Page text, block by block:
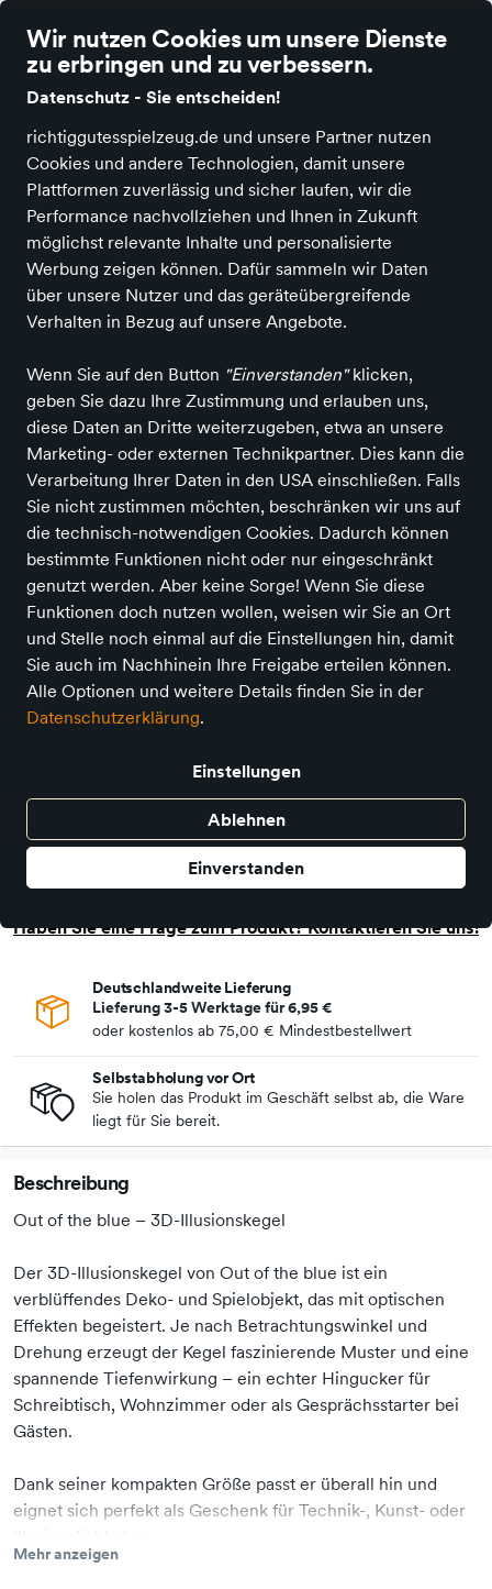
Wir nutzen Cookies um unsere Dienste
zu erbringen und zu verbessern.
Datenschutz - Sie entscheiden!
richtiggutesspielzeug.de und unsere Partner nutzen
Cookies und andere Technologien, damit unsere
Plattformen zuverlässig und sicher laufen, wir die
Performance nachvollziehen und Ihnen in Zukunft
möglichst relevante Inhalte und personalisierte
Werbung zeigen können. Dafür sammeln wir Daten
über unsere Nutzer und das geräteübergreifende
Verhalten in Bezug auf unsere Angebote.
Wenn Sie auf den Button "Einverstanden"klicken,
geben Sie dazu Ihre Zustimmung und erlauben uns,
diese Daten an Dritte weiterzugeben, etwa an unsere
Marketing- oder externen Technikpartner. Dies kann die
Verarbeitung Ihrer Daten in den USA einschließen. Falls
Sie nicht zustimmen möchten, beschränken wir uns auf
die technisch-notwendigen Cookies. Dadurch können
bestimmte Funktionen nicht oder nur eingeschränkt
genutzt werden. Aber keine Sorge! Wenn Sie diese
Funktionen doch nutzen wollen, weisen wir Sie an Ort
und Stelle noch einmal auf die Einstellungen hin, damit
Sie auch im Nachhinein Ihre Freigabe erteilen können.
Alle Optionen und weitere Details finden Sie in der
Datenschutzerklärung.
Einstellungen
Ablehnen
Einverstanden
Alle Kategorien Neuheiten Angebote Spielen & Basteln
Out of the blue
Out of the Blue - 3D-Illusionskegel
Preis
2,99 € inkl. MwSt., zzgl. Versandkosten
Verkauf durchUrmel ....richtig gutes Spielzeug -
Mannheim
1 Angebot eines anderen Anbieters
In den Warenkorb
Haben Sie eine Frage zum Produkt? Kontaktieren Sie uns!
Deutschlandweite Lieferung
Lieferung 3-5 Werktage für6,95 €
oder kostenlos ab 75,00 € Mindestbestellwert
Selbstabholung vor Ort
Sie holen das Produkt im Geschäft selbst ab, die Ware
liegt für Sie bereit.
Beschreibung
Out of the blue – 3D-Illusionskegel
Der 3D-Illusionskegel von Out of the blue ist ein
verblüffendes Deko- und Spielobjekt, das mit optischen
Effekten begeistert. Je nach Betrachtungswinkel und
Drehung erzeugt der Kegel faszinierende Muster und eine
spannende Tiefenwirkung – ein echter Hingucker für
Schreibtisch, Wohnzimmer oder als Gesprächsstarter bei
Gästen.
Dank seiner kompakten Größe passt er überall hin und
eignet sich perfekt als Geschenk für Technik-, Kunst- oder
Mehr anzeigen